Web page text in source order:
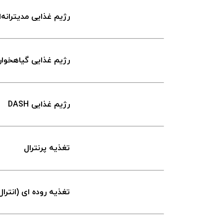
رژیم غذایی
رژیم غذایی
رژیم غذایی DASH
تغذیه پرنترال
تغذيه روده ای